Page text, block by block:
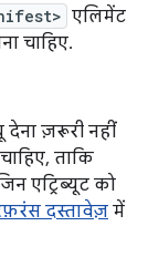
एलिमेंट
चाहिए.
देना ज़रूरी नहीं
ताकि
एट्रिब्यूट को
दस्तावेज़ में